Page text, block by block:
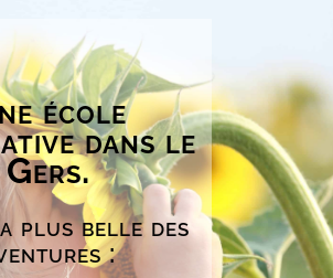
école
dans le
Gers.
plus belle des
: